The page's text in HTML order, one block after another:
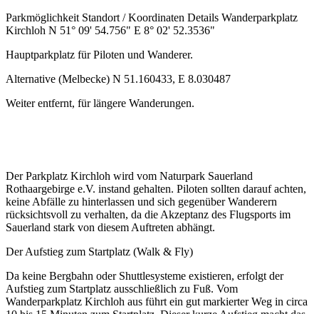
Parkmöglichkeit Standort / Koordinaten Details Wanderparkplatz
Kirchloh N 51° 09' 54.756" E 8° 02' 52.3536"
Hauptparkplatz für Piloten und Wanderer.
Alternative (Melbecke) N 51.160433, E 8.030487
Weiter entfernt, für längere Wanderungen.
Der Parkplatz Kirchloh wird vom Naturpark Sauerland
Rothaargebirge e.V. instand gehalten. Piloten sollten darauf achten,
keine Abfälle zu hinterlassen und sich gegenüber Wanderern
rücksichtsvoll zu verhalten, da die Akzeptanz des Flugsports im
Sauerland stark von diesem Auftreten abhängt.
Der Aufstieg zum Startplatz (Walk & Fly)
Da keine Bergbahn oder Shuttlesysteme existieren, erfolgt der
Aufstieg zum Startplatz ausschließlich zu Fuß. Vom
Wanderparkplatz Kirchloh aus führt ein gut markierter Weg in circa